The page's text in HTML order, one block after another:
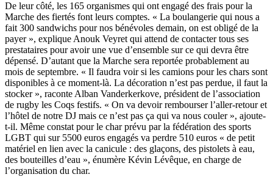
De leur côté, les 165 organismes qui ont engagé des frais pour la
Marche des fiertés font leurs comptes. « La boulangerie qui nous a
fait 300 sandwichs pour nos bénévoles demain, on est obligé de la
payer », explique Anouk Veyret qui attend de contacter tous ses
prestataires pour avoir une vue d’ensemble sur ce qui devra être
dépensé. D’autant que la Marche sera reportée probablement au
mois de septembre. « Il faudra voir si les camions pour les chars sont
disponibles à ce moment-là. La décoration n’est pas perdue, il faut la
stocker », raconte Alban Vanderkerkove, président de l’association
de rugby les Coqs festifs. « On va devoir rembourser l’aller-retour et
l’hôtel de notre DJ mais ce n’est pas ça qui va nous couler », ajoute-
t-il. Même constat pour le char prévu par la fédération des sports
LGBT qui sur 5500 euros engagés va perdre 510 euros « de petit
matériel en lien avec la canicule : des glaçons, des pistolets à eau,
des bouteilles d’eau », énumère Kévin Lévêque, en charge de
l’organisation du char.